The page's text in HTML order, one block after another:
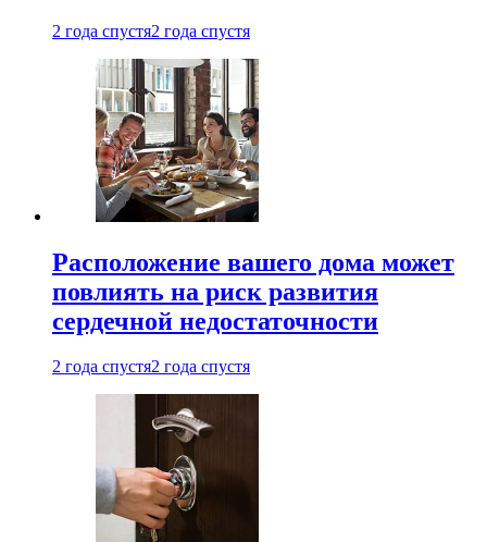
2 года спустя2 года спустя
Расположение вашего дома может
повлиять на риск развития
сердечной недостаточности
2 года спустя2 года спустя